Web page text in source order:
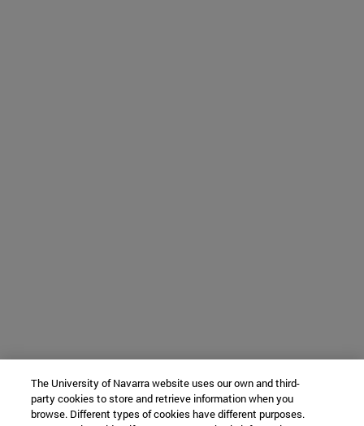
The University of Navarra website uses our own and third-
party cookies to store and retrieve information when you
browse. Different types of cookies have different purposes.